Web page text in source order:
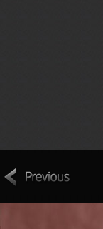
關於電子磅秤